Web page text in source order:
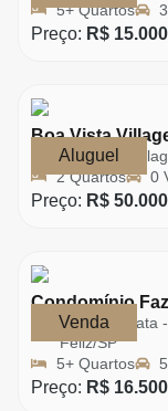
5+ Quartos
Preço: R$
Aluguel
Boa Vista
Boa Vista
2 Quartos
0
Preço: R$
Venda
Condomínio
Casa da Mata
Feliz/SP
5+ Quartos
Preço: R$